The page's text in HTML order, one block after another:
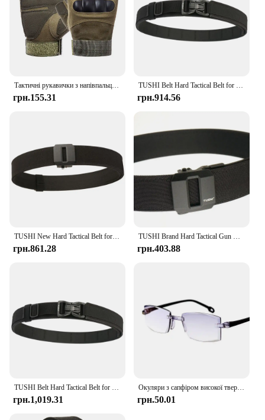
Тактичні рукавички з напівпальцем, чоловічі, бойові, полювання, стрільба, пейнтбол, службові - без пальців
грн.155.31
TUSHI Belt Hard Tactical Belt for Men Metal Buckle Gun Belt Товстий нейлоновий військовий ремінь EDC Outdoor MOLLE Girdle IPSC Accessories
грн.914.56
TUSHI New Hard Tactical Belt for Men Metal Automatic Buckle IPSC Gun Belt 1100D Nylon Military Belt Outdoor Sports Girdle Male
грн.861.28
TUSHI Brand Hard Tactical Gun Belt Mens Metal Automatic Buckle Thick Nylon 3.8CM Wide Casual Sports IPSC Girdle Male
грн.403.88
TUSHI Belt Hard Tactical Belt for Men Metal Pluggable Buckle IPSC Gun Belt 1100D Nylon Military Belt Outdoor Sports Girdle Male
грн.1,019.31
Окуляри з сапфіром високої твердості, анти-сині прогресивні окуляри для читання подвійного використання для далеких і близьких для чоловіків, жінок, сині окуляри проти світла
грн.50.01